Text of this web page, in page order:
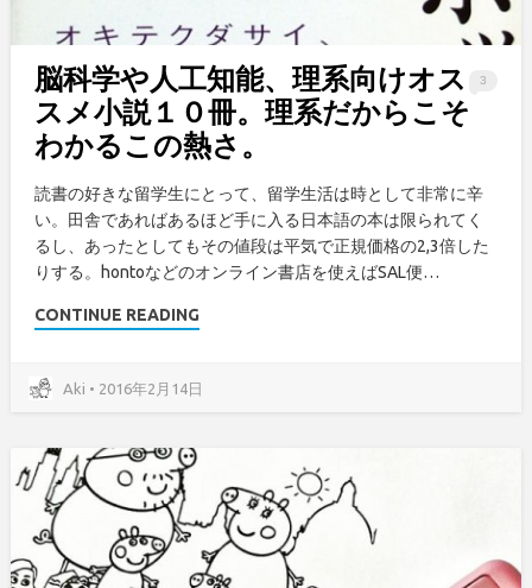
3
脳科学や人工知能、理系向けオス
スメ小説１０冊。理系だからこそ
わかるこの熱さ。
読書の好きな留学生にとって、留学生活は時として非常に辛
い。田舎であればあるほど手に入る日本語の本は限られてく
るし、あったとしてもその値段は平気で正規価格の2,3倍した
りする。hontoなどのオンライン書店を使えばSAL便…
CONTINUE READING
Aki • 2016年2月14日